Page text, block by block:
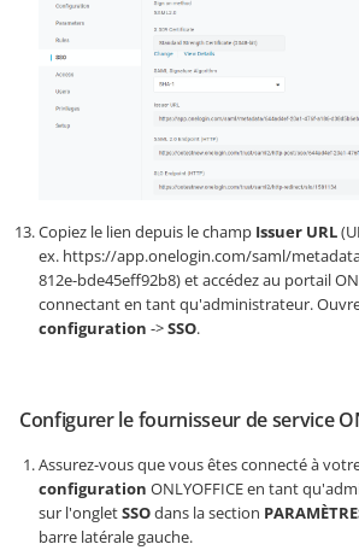
Copiez le lien depuis le champ Issuer URL
ex. https://app.onelogin.com/saml/
812e-bde45eff92b8) et accédez au portail
connectant en tant qu'administrateur.
configuration ->SSO.
Configurer le fournisseur de service
Assurez-vous que vous êtes connecté à
configuration ONLYOFFICE en tant
sur l'ongletSSOdans la section
barre latérale gauche.